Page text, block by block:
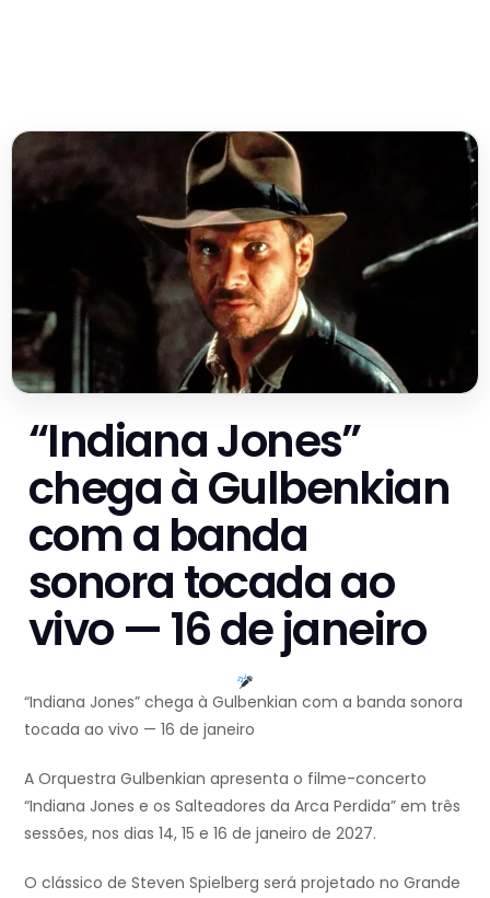
“Indiana Jones”
chega à Gulbenkian
com a banda
sonora tocada ao
vivo — 16 de janeiro
“Indiana Jones” chega à Gulbenkian com a banda sonora
tocada ao vivo — 16 de janeiro
A Orquestra Gulbenkian apresenta o filme-concerto
“Indiana Jones e os Salteadores da Arca Perdida” em três
sessões, nos dias 14, 15 e 16 de janeiro de 2027.
O clássico de Steven Spielberg será projetado no Grande